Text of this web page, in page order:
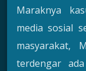
Maraknya
media sosial
masyarakat,
terdengar